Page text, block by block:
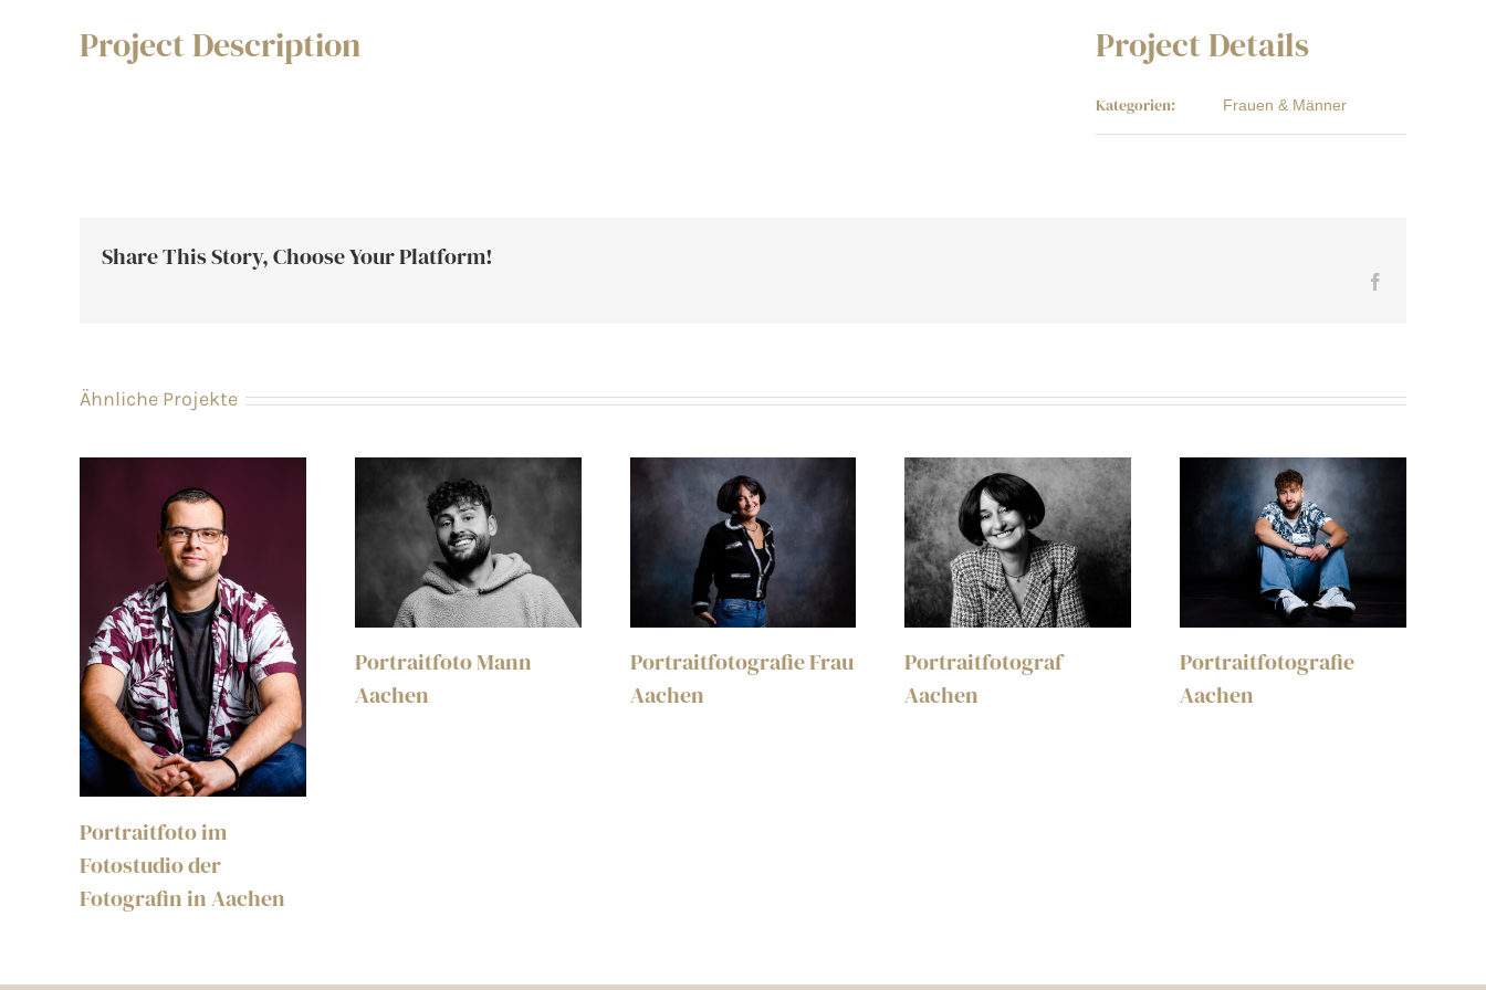
Project Description Project Details
Kategorien: Frauen & Männer
Share This Story, Choose Your Platform!
Ähnliche Projekte
Portraitfoto im
Fotostudio der
Fotografin in Aachen
Portraitfoto Mann
Aachen
Portraitfotografie Frau
Aachen
Portraitfotograf
Aachen
Portraitfotografie
Aachen